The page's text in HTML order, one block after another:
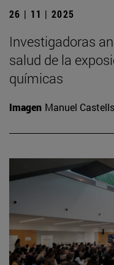
26 | 11 | 2025
Investigadoras
salud de la
químicas
Imagen Manuel Castells